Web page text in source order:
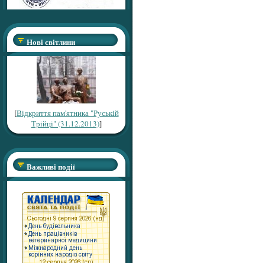
Нові світлини
[Відкриття пам'ятника "Руській
Трійці" (31.12.2013)]
Важливі події